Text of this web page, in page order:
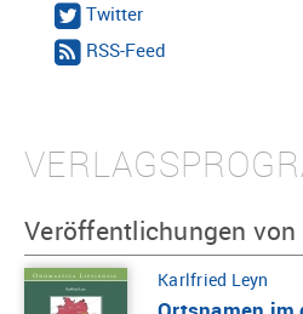
Twitter
RSS-Feed
Veröffentlichungen
Karlfried Leyn